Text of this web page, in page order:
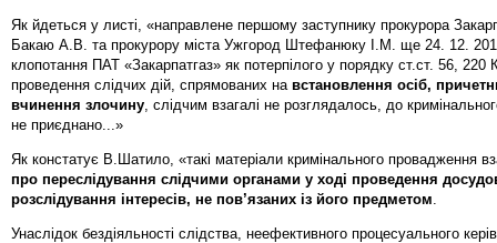
Як йдеться у листі, «направлене першому заступнику прокурора
Бакаю А.В. та прокурору міста Ужгород Штефанюку І.М. ще 24. 12.
клопотання ПАТ «Закарпатгаз» як потерпілого у порядку ст.ст. 56, 220
проведення слідчих дій, спрямованих на встановлення осіб,
вчинення злочину , слідчим взагалі не розглядалось, до
не приєднано...»
Як констатує В.Шатило, «такі матеріали кримінального провадження
про переслідування слідчими органами у ході проведення
розслідування інтересів, не пов’язаних із його предметом
Унаслідок бездіяльності слідства, неефективного процесуального